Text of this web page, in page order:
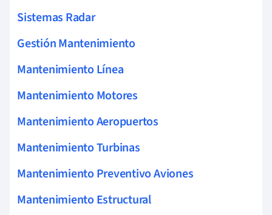
Sistemas Radar
Gestión Mantenimiento
Mantenimiento Línea
Mantenimiento Motores
Mantenimiento Aeropuertos
Mantenimiento Turbinas
Mantenimiento Preventivo Aviones
Mantenimiento Estructural